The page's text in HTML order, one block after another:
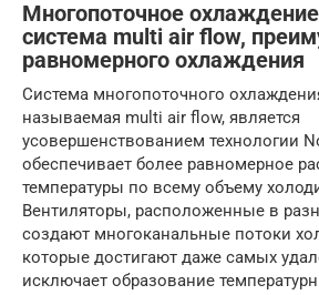
Многопоточное
система multi air flow,
равномерного охлаждения
Система многопоточного
называемая multi air flow, является
усовершенствованием технологии
обеспечивает более равномерное
температуры по всему объему
Вентиляторы, расположенные в
создают многоканальные потоки
которые достигают даже самых
исключает образование